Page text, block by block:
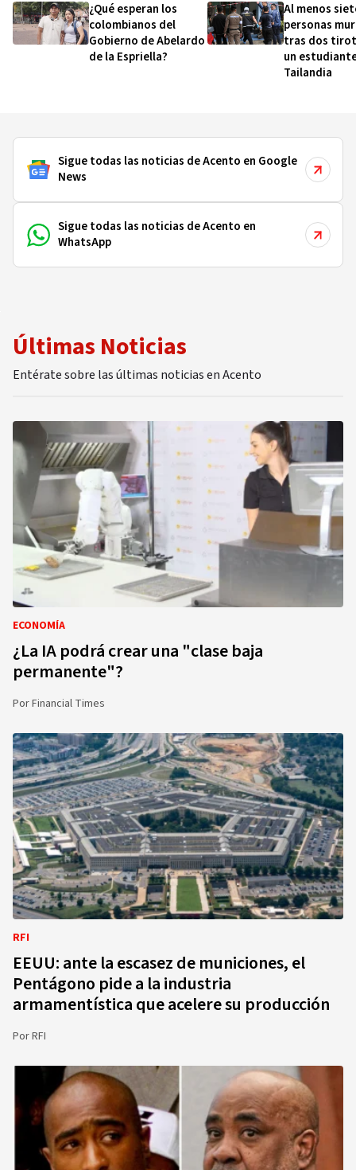
¿Qué esperan los
colombianos del
Gobierno de Abelardo
de la Espriella?
Al menos
personas
tras dos
un
Tailandia
Sigue todas las noticias de Acento en Google
News
Sigue todas las noticias de Acento en
WhatsApp